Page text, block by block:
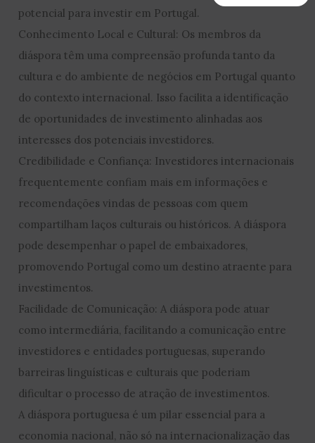
potencial para investir em Portugal.
Conhecimento Local e Cultural: Os membros da
diáspora têm uma compreensão profunda tanto da
cultura e do ambiente de negócios em Portugal quanto
do contexto internacional. Isso facilita a identificação
de oportunidades de investimento alinhadas aos
interesses dos potenciais investidores.
Credibilidade e Confiança: Investidores internacionais
frequentemente confiam mais em informações e
recomendações vindas de pessoas com quem
compartilham laços culturais ou históricos. A diáspora
pode desempenhar o papel de embaixadores,
promovendo Portugal como um destino atraente para
investimentos.
Facilidade de Comunicação: A diáspora pode atuar
como intermediária, facilitando a comunicação entre
investidores e entidades portuguesas, superando
barreiras linguísticas e culturais que poderiam
dificultar o processo de atração de investimentos.
A diáspora portuguesa é um pilar essencial para a
economia nacional, não só na internacionalização das